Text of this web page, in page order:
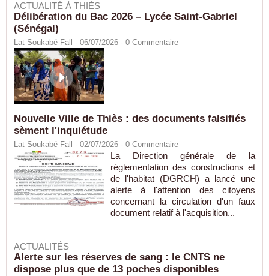
ACTUALITÉ À THIÈS
Délibération du Bac 2026 – Lycée Saint-Gabriel
(Sénégal)
Lat Soukabé Fall - 06/07/2026 - 0 Commentaire
Nouvelle Ville de Thiès : des documents falsifiés
sèment l'inquiétude
Lat Soukabé Fall - 02/07/2026 - 0 Commentaire
La Direction générale de la
réglementation des constructions et
de l'habitat (DGRCH) a lancé une
alerte à l'attention des citoyens
concernant la circulation d'un faux
document relatif à l'acquisition...
ACTUALITÉS
Alerte sur les réserves de sang : le CNTS ne
dispose plus que de 13 poches disponibles